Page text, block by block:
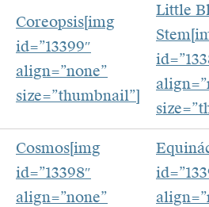
Coreopsis[img
id=”13399″
align=”none”
size=”thumbnail”]
Little
Cosmos[img
id=”13398″
align=”none”